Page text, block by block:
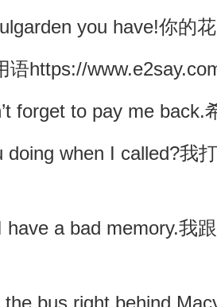
you have!你的
语https://
forget to pay me back.
doing when I called?我
have a bad memory.我
bus right behind